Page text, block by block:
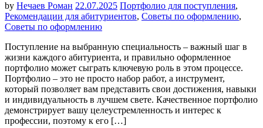
by Нечаев Роман 22.07.2025 Портфолио для поступления,
Рекомендации для абитуриентов, Советы по оформлению,
Советы по оформлению
Поступление на выбранную специальность – важный шаг в
жизни каждого абитуриента, и правильно оформленное
портфолио может сыграть ключевую роль в этом процессе.
Портфолио – это не просто набор работ, а инструмент,
который позволяет вам представить свои достижения, навыки
и индивидуальность в лучшем свете. Качественное портфолио
демонстрирует вашу целеустремленность и интерес к
профессии, поэтому к его […]